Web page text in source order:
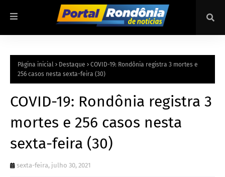
Página inicial Destaque
COVID-19: Rondônia registra 3 mortes e
256 casos nesta sexta-feira (30)
COVID-19: Rondônia registra 3
mortes e 256 casos nesta
sexta-feira (30)
sexta-feira, julho 30, 2021